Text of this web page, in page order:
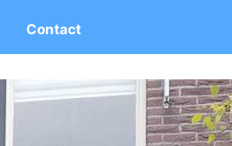
Contact